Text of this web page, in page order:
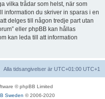
vilka trådar som helst, när som
information du skriver in sparas i en
delges till någon tredje part utan
eller phpBB kan hållas
kan leda till att information
Alla tidsangivelser är UTC+01:00 UTC+1
© phpBB Limited
Sweden © 2006-2020